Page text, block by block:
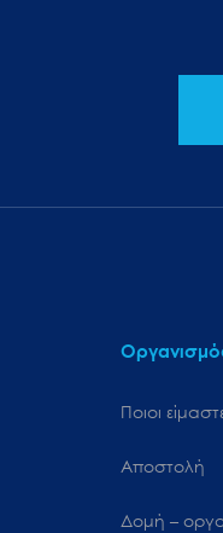
Ποιοι
Αποστολή
Δομή –